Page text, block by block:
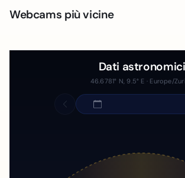
Webcams più vicine
Dati astronomici
46.6781° N, 9.5° E · Europe/